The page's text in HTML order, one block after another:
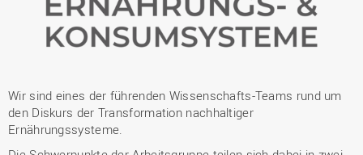
Wir sind eines der führenden Wissenschafts-Teams rund um
den Diskurs der Transformation nachhaltiger
Ernährungssysteme.